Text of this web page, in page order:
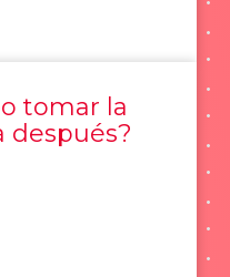
tomar la
después?